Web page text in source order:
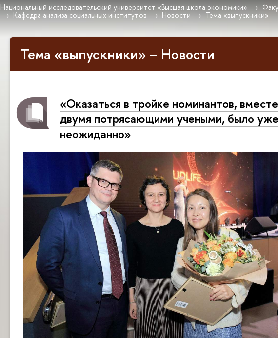
Национальный исследовательский университет «Высшая школа экономики»
Кафедра анализа социальных институтов
Новости Тема «выпускники»
Тема «выпускники» – Новости
«Оказаться в тройке номинантов,
двумя потрясающими учеными, было уже
неожиданно»